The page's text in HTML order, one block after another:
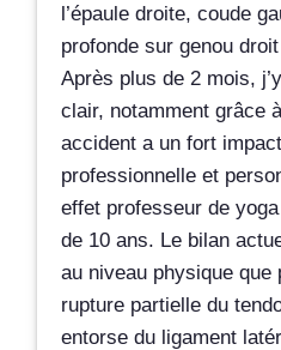
l’épaule droite, coude
profonde sur genou
Après plus de 2 mois,
clair, notamment grâce
accident a un fort
professionnelle et
effet professeur de
de 10 ans. Le bilan
au niveau physique que
rupture partielle du
entorse du ligament